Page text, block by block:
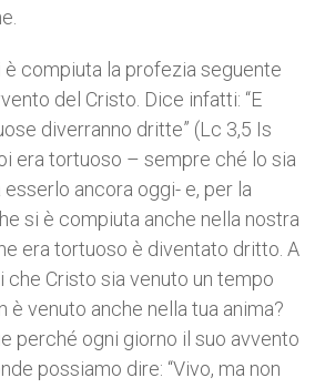
è compiuta la profezia seguente
del Cristo. Dice infatti: “E
diverranno dritte” (Lc 3,5 Is
era tortuoso – sempre ché lo sia
ancora oggi- e, per la
si è compiuta anche nella nostra
era tortuoso è diventato dritto. A
Cristo sia venuto un tempo
è venuto anche nella tua anima?
perché ogni giorno il suo avvento
possiamo dire: “Vivo, ma non